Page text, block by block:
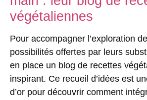
végétaliennes
Pour accompagner l’exploration
possibilités offertes par leurs
en place un blog de recettes
inspirant. Ce recueil d’idées est
d’or pour découvrir comment